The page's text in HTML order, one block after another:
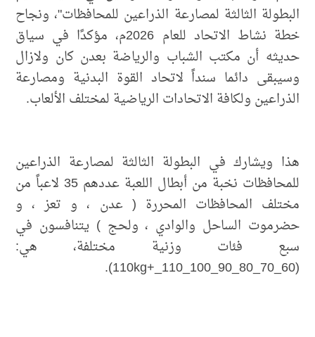
البطولة الثالثة لمصارعة الذراعين للمحافظات"، ونجاح
خطة نشاط الاتحاد للعام 2026م، مؤكدًا في سياق
حديثه أن مكتب الشباب والرياضة بعدن كان ولازال
وسيبقى دائما سنداً لاتحاد القوة البدنية ومصارعة
الذراعين ولكافة الاتحادات الرياضية لمختلف الألعاب.
هذا ويشارك في البطولة الثالثة لمصارعة الذراعين
للمحافظات نخبة من أبطال اللعبة عددهم 35 لاعباً من
مختلف المحافظات المحررة ( عدن ، و تعز ، و
حضرموت الساحل والوادي ، ولحج ) يتنافسون في
سبع فئات وزنية مختلفة، هي:
(60_70_80_90_100_110_+110kg).